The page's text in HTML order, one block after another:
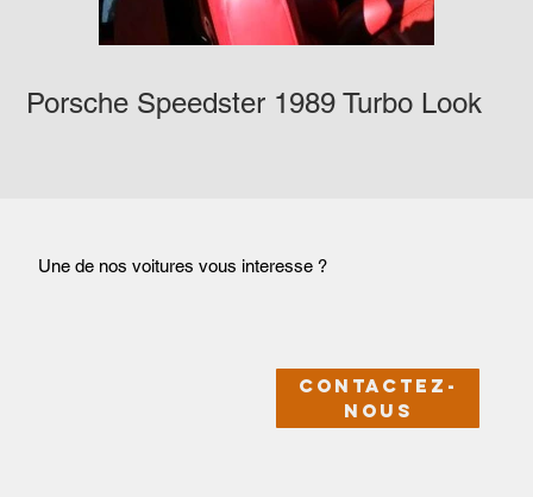
Porsche Speedster 1989 Turbo Look
Une de nos voitures vous interesse ?
Contactez-
nous